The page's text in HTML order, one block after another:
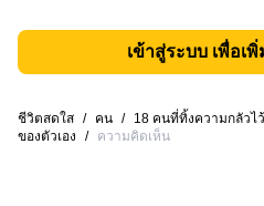
เข้าสู่ระบบ เพื่อเ
ชีวิตสดใส / คน /
18 คนที่ทิ้งความกลัวไ
ของตัวเอง
/ ความคิดเห็น